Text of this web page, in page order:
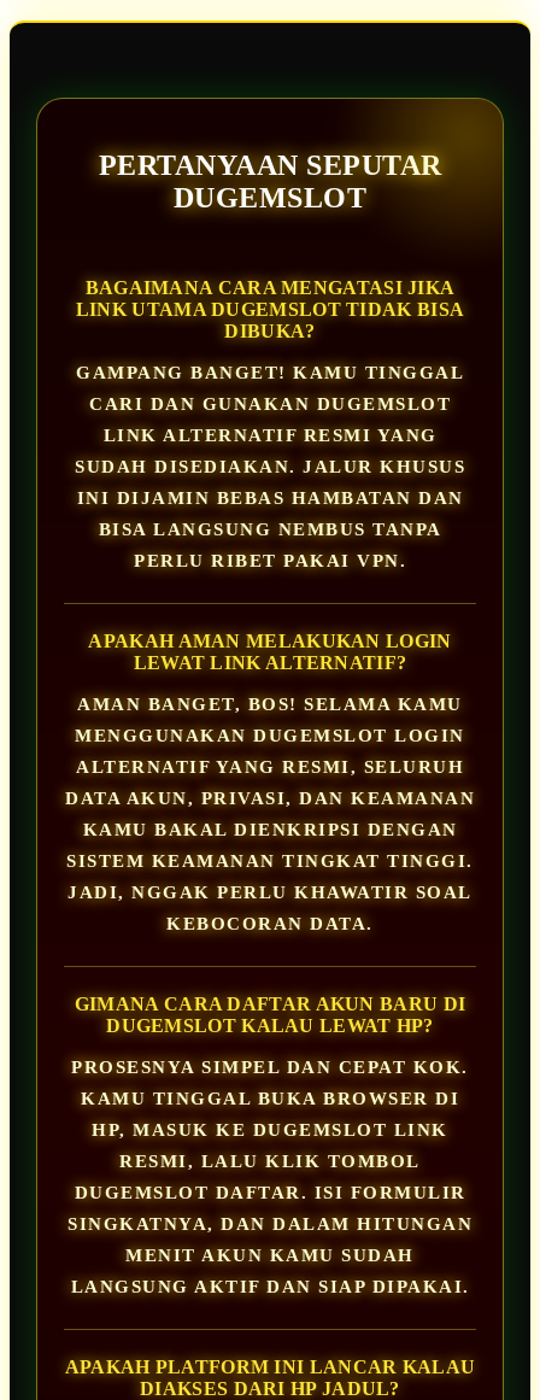
PERTANYAAN SEPUTAR
DUGEMSLOT
BAGAIMANA CARA MENGATASI JIKA
LINK UTAMA DUGEMSLOT TIDAK BISA
DIBUKA?
GAMPANG BANGET! KAMU TINGGAL
CARI DAN GUNAKAN DUGEMSLOT
LINK ALTERNATIF RESMI YANG
SUDAH DISEDIAKAN. JALUR KHUSUS
INI DIJAMIN BEBAS HAMBATAN DAN
BISA LANGSUNG NEMBUS TANPA
PERLU RIBET PAKAI VPN.
APAKAH AMAN MELAKUKAN LOGIN
LEWAT LINK ALTERNATIF?
AMAN BANGET, BOS! SELAMA KAMU
MENGGUNAKAN DUGEMSLOT LOGIN
ALTERNATIF YANG RESMI, SELURUH
DATA AKUN, PRIVASI, DAN KEAMANAN
KAMU BAKAL DIENKRIPSI DENGAN
SISTEM KEAMANAN TINGKAT TINGGI.
JADI, NGGAK PERLU KHAWATIR SOAL
KEBOCORAN DATA.
GIMANA CARA DAFTAR AKUN BARU DI
DUGEMSLOT KALAU LEWAT HP?
PROSESNYA SIMPEL DAN CEPAT KOK.
KAMU TINGGAL BUKA BROWSER DI
HP, MASUK KE DUGEMSLOT LINK
RESMI, LALU KLIK TOMBOL
DUGEMSLOT DAFTAR. ISI FORMULIR
SINGKATNYA, DAN DALAM HITUNGAN
MENIT AKUN KAMU SUDAH
LANGSUNG AKTIF DAN SIAP DIPAKAI.
APAKAH PLATFORM INI LANCAR KALAU
DIAKSES DARI HP JADUL?